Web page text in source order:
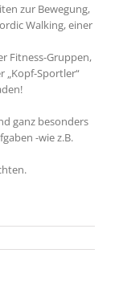
zur Bewegung,
Walking, einer
Fitness-Gruppen,
„Kopf-Sportler“
ganz besonders
-wie z.B.